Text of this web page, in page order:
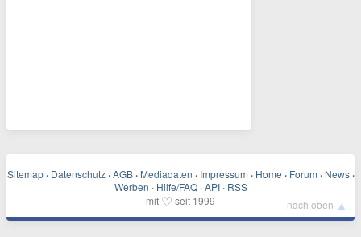
Sitemap · Datenschutz · AGB · Mediadaten · Impressum · Home · Forum · News ·
Werben · Hilfe/FAQ · API · RSS
mit ♡ seit 1999 nach oben ▲